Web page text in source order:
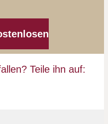
Teile ihn auf: